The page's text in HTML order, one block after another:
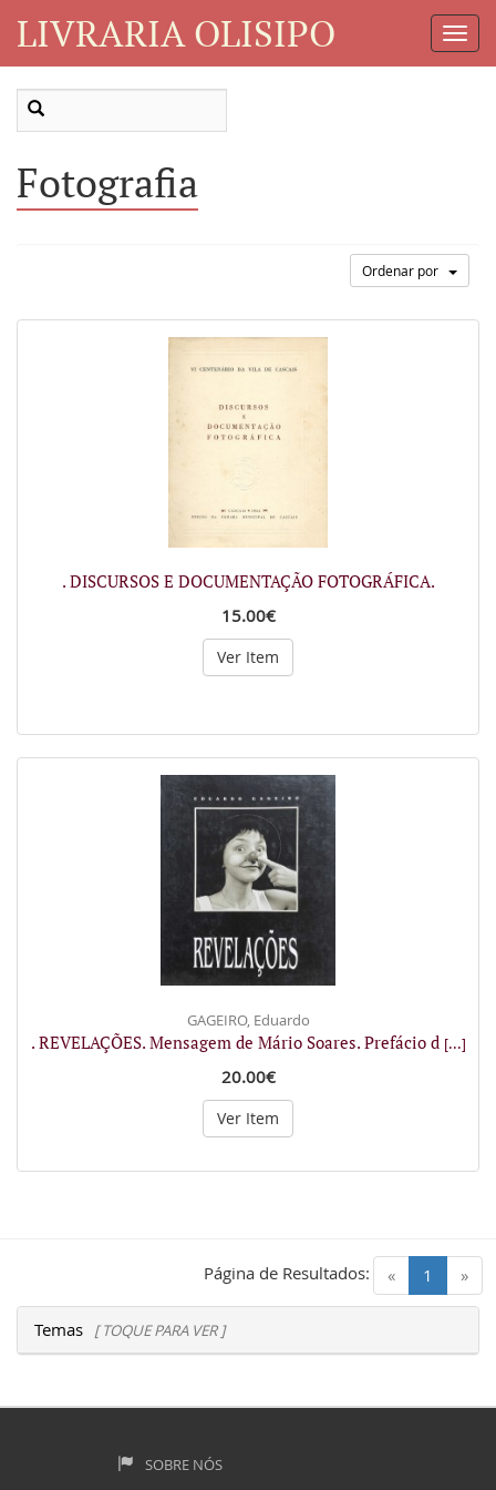
LIVRARIA OLISIPO
Fotografia
Ordenar por
. DISCURSOS E DOCUMENTAÇÃO FOTOGRÁFICA.
15.00€
Ver Item
GAGEIRO, Eduardo
. REVELAÇÕES. Mensagem de Mário Soares. Prefácio d [...]
20.00€
Ver Item
« 1 (current)
»
Página de Resultados:
Temas [ TOQUE PARA VER ]
SOBRE NÓS